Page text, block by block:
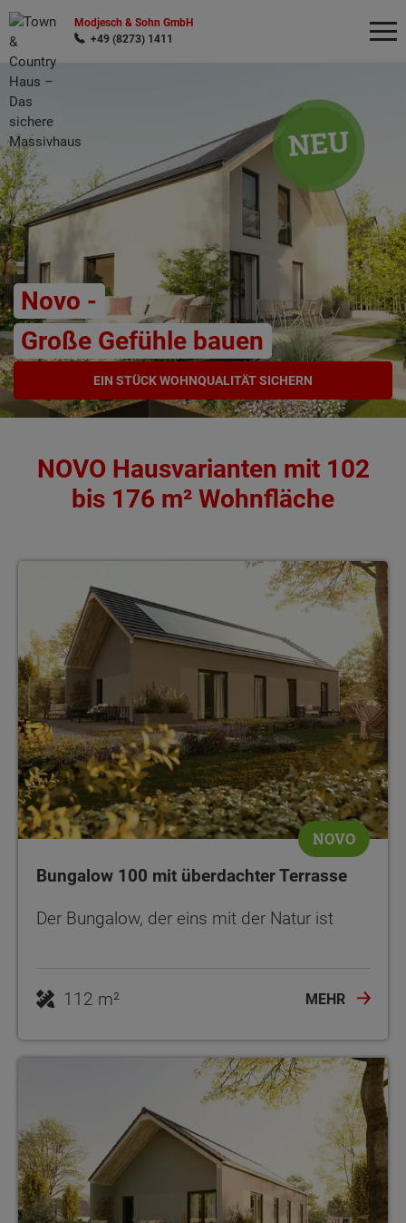
Modjesch & Sohn GmbH
+49 (8273) 1411
Novo -
Große Gefühle bauen
EIN STÜCK WOHNQUALITÄT SICHERN
NOVO Hausvarianten mit 102
bis 176 m² Wohnfläche
NOVO
Bungalow 100 mit überdachter Terrasse
Der Bungalow, der eins mit der Natur ist
112 m² MEHR
Wonach möchten Sie suchen?